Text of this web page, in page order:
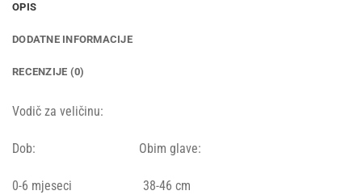
OPIS
DODATNE INFORMACIJE
RECENZIJE (0)
Vodič za veličinu:
Dob: Obim glave:
0-6 mjeseci 38-46 cm